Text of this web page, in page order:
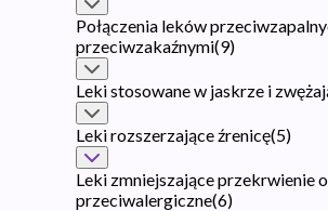
Połączenia leków
przeciwzakaźnymi(9)
Leki stosowane w jaskrze i
Leki rozszerzające źrenicę(5)
Leki zmniejszające przekrwienie
przeciwalergiczne(6)